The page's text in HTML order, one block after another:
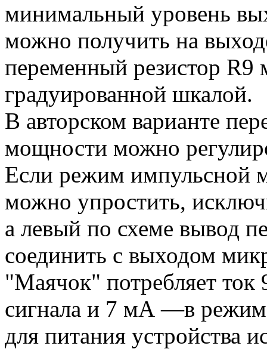
минимальный уровень
можно получить на
переменный резистор R9
градуированной шкалой.
В авторском варианте
мощности можно
Если режим импульсной
можно упростить,
а левый по схеме вывод
соединить с выходом
"Маячок" потребляет
сигнала и 7 мА —в
для питания устройства